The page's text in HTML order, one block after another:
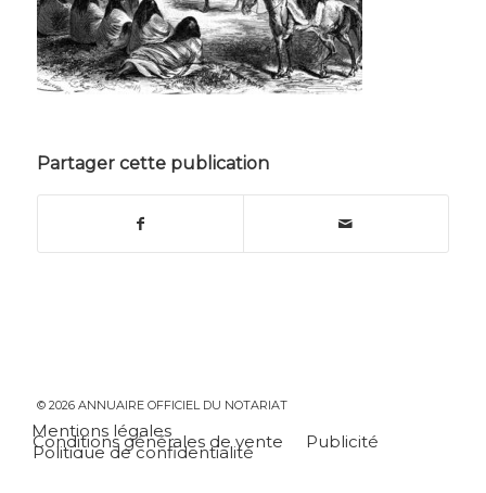
Partager cette publication
© 2026 ANNUAIRE OFFICIEL DU NOTARIAT
Mentions légales
Conditions générales de vente Publicité
Politique de confidentialité